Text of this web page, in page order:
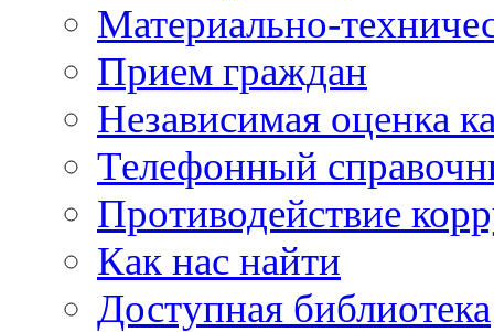
Материально-
Прием граждан
Независимая оценка
Телефонный
Противодействие
Как нас найти
Доступная библиотека